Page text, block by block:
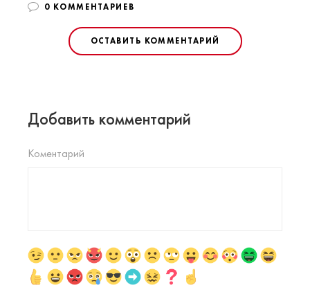
0 КОММЕНТАРИЕВ
ОСТАВИТЬ КОММЕНТАРИЙ
Добавить комментарий
Коментарий